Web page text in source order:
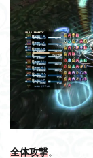
全体攻撃。